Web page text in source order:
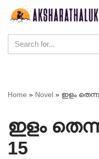
content
Home » Novel » ഇളം
ഇളം
15